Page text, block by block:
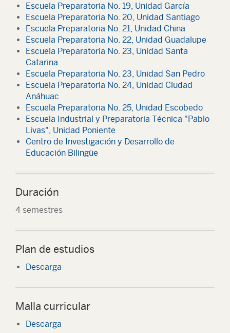
Escuela Preparatoria No. 19, Unidad García
Escuela Preparatoria No. 20, Unidad Santiago
Escuela Preparatoria No. 21, Unidad China
Escuela Preparatoria No. 22, Unidad Guadalupe
Escuela Preparatoria No. 23, Unidad Santa
Catarina
Escuela Preparatoria No. 23, Unidad San Pedro
Escuela Preparatoria No. 24, Unidad Ciudad
Anáhuac
Escuela Preparatoria No. 25, Unidad Escobedo
Escuela Industrial y Preparatoria Técnica "Pablo
Livas", Unidad Poniente
Centro de Investigación y Desarrollo de
Educación Bilingüe
Duración
4 semestres
Plan de estudios
Descarga
Malla curricular
Descarga